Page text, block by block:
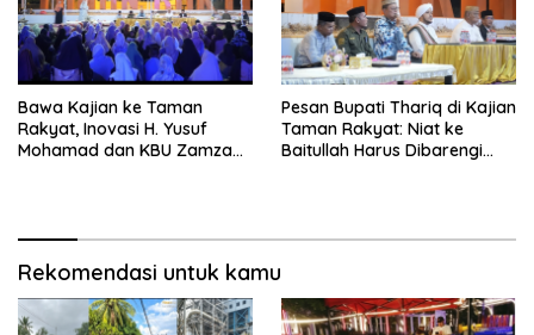
Bawa Kajian ke Taman
Rakyat, Inovasi H. Yusuf
Mohamad dan KBU Zamzam
Pesan Bupati Thariq di Kajian
Taman Rakyat: Niat ke
Baitullah Harus Dibarengi
Rekomendasi untuk kamu